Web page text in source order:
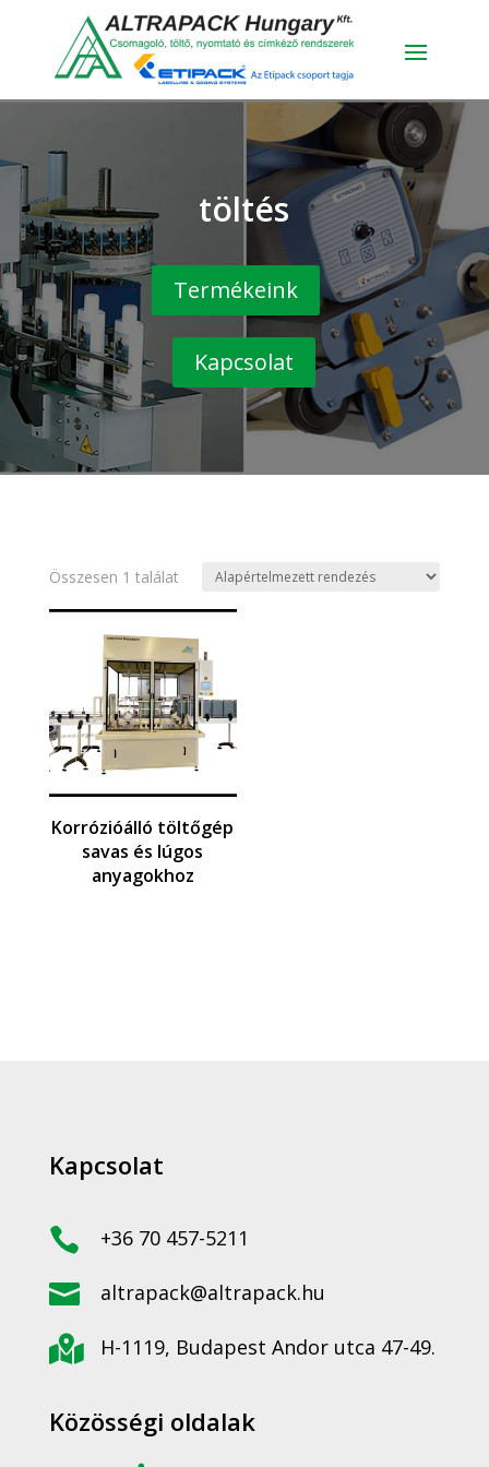
töltés
Termékeink
Kapcsolat
Összesen 1 találat
Korrózióálló töltőgép
savas és lúgos
anyagokhoz
Kapcsolat
 +36 70 457-5211
 altrapack@altrapack.hu
 H-1119, Budapest Andor utca 47-49.
Közösségi oldalak